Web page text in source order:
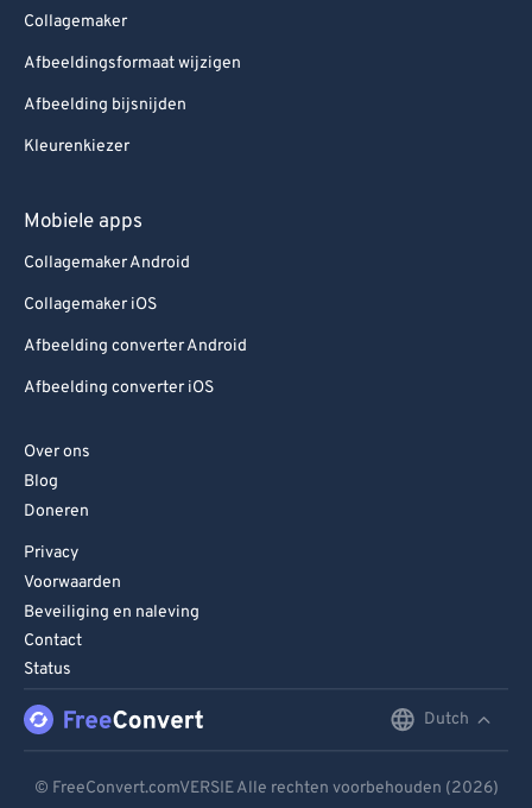
Collagemaker
Afbeeldingsformaat wijzigen
Afbeelding bijsnijden
Kleurenkiezer
Mobiele apps
Collagemaker Android
Collagemaker iOS
Afbeelding converter Android
Afbeelding converter iOS
Over ons
Blog
Doneren
Privacy
Voorwaarden
Beveiliging en naleving
Contact
Status
Dutch
© FreeConvert.comVERSIE Alle rechten voorbehouden (2026)